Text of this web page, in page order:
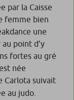
par la Caisse
femme bien
une
point d’y
fortes au gré
née
Carlota suivait
au judo.